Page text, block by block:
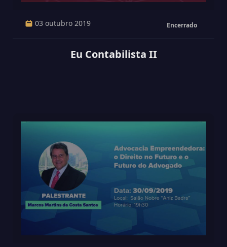
03 outubro 2019 Encerrado
Eu Contabilista II